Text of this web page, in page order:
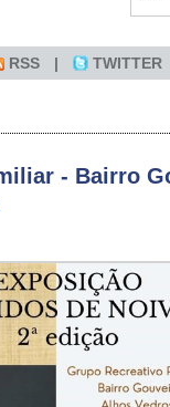
RSS TWITTER
- Bairro